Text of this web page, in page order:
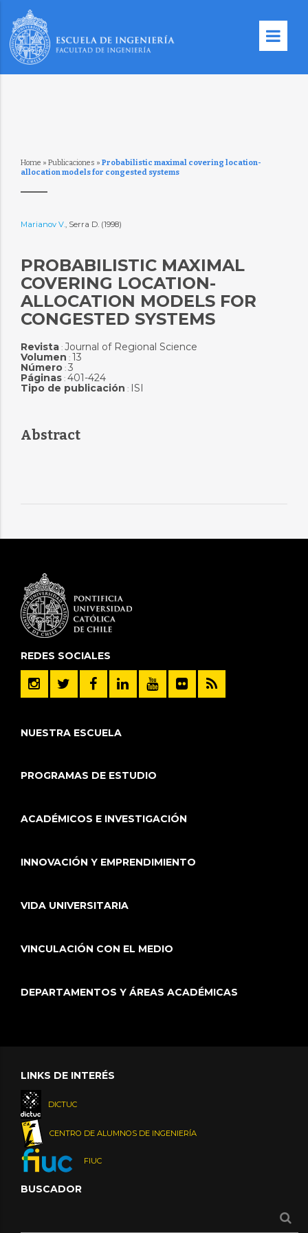
Home » Publicaciones » Probabilistic maximal covering location-
allocation models for congested systems
Marianov V., Serra D. (1998)
PROBABILISTIC MAXIMAL
COVERING LOCATION-
ALLOCATION MODELS FOR
CONGESTED SYSTEMS
Revista: Journal of Regional Science
Volumen : 13
Número: 3
Páginas: 401-424
Tipo de publicación : ISI
Abstract
REDES SOCIALES
NUESTRA ESCUELA
PROGRAMAS DE ESTUDIO
ACADÉMICOS E INVESTIGACIÓN
INNOVACIÓN Y EMPRENDIMIENTO
VIDA UNIVERSITARIA
VINCULACIÓN CON EL MEDIO
DEPARTAMENTOS Y ÁREAS ACADÉMICAS
LINKS DE INTERÉS
DICTUC
CENTRO DE ALUMNOS DE INGENIERÍA
FIUC
BUSCADOR